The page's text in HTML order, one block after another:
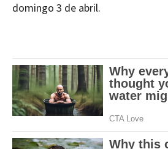
domingo 3 de abril.